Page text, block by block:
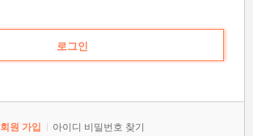
회원 가입 아이디 비밀번호 찾기